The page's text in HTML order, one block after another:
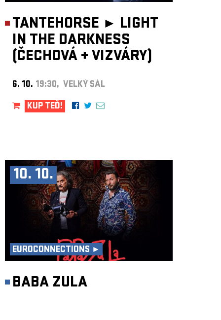
TANTEHORSE ► LIGHT
IN THE DARKNESS
(ČECHOVÁ + VIZVÁRY)
6. 10. 19:30, VELKÝ SÁL
KUP TEĎ!
10. 10.
EUROCONNECTIONS ►
BABA ZULA